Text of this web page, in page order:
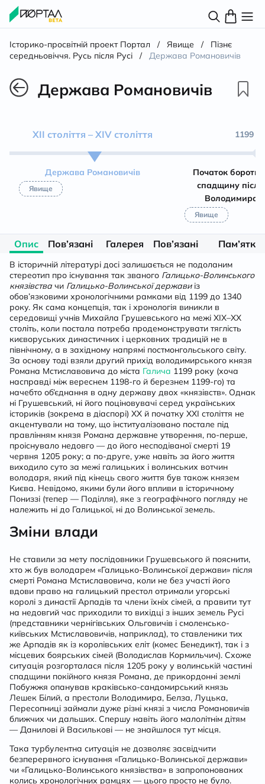
Історико-просвітній проект Портал / Явище /
Пізнє
середньовіччя. Русь після Русі
/ Держава Романовичів
Держава Романовичів
ХІІ століття – XIV століття
Держава Романовичів
Явище
1199 –
Початок
спадщину після
Володимира
Явище
Опис
Пов’язані
матеріали
Галерея
Пов’язані
особистості
Пам’ятки
та
споруди
В історичній літературі досі залишається не подоланим
стереотип про існування так званого Галицько-Волинського
князівства чи Галицько-Волинської державиіз
обов’язковими хронологічними рамками від 1199 до 1340
року. Як сама концепція, так і хронологія виникли в
середовищі учнів Михайла Грушевського на межі ХІХ–ХХ
століть, коли постала потреба продемонструвати тяглість
києворуських династичних і церковних традицій не в
північному, а в західному напрямі постмонгольського світу.
За основу тоді взяли другий прихід володимирського князя
Романа Мстиславовича до міста Галича 1199 року (хоча
насправді між вереснем 1198-го й березнем 1199-го) та
начебто об’єднання в одну державу двох «князівств». Однак
ні Грушевський, ні його поціновувачі серед українських
істориків (зокрема в діаспорі) ХХ й початку ХХІ століття не
акцентували на тому, що інституалізовано постале під
правлінням князя Романа державне утворення, по-перше,
проіснувало недовго — до його несподіваної смерті 19
червня 1205 року; а по-друге, уже навіть за його життя
виходило суто за межі галицьких і волинських вотчин
володаря, який під кінець свого життя був також князем
Києва. Невідомо, якими були його впливи в історичному
Пониззі (тепер — Поділля), яке з географічного погляду не
належить ні до Галицької, ні до Волинської земель.
Зміни влади
Не ставили за мету послідовники Грушевського й пояснити,
хто ж був володарем «Галицько-Волинської держави» після
смерті Романа Мстиславовича, коли не без участі його
вдови право на галицький престол отримали угорські
королі з династії Арпадів та члени їхніх сімей, а правити тут
на недовгий час приходили то вихідці з інших земель Русі
(представники чернігівських Ольговичів і смоленсько-
київських Мстиславовичів, наприклад), то ставленики тих
же Арпадів як із королівських еліт (комес Бенедикт), так і з
місцевих боярських сімей (Володислав Кормильчич). Схоже
ситуація розгорталася після 1205 року у волинській частині
спадщини покійного князя Романа, де прикордонні землі
Побужжя опанував краківсько-сандомирський князь
Лешек Білий, а престоли Володимира, Белза, Луцька,
Пересопниці займали дуже різні князі з числа Романовичів
ближчих чи дальших. Спершу навіть його малолітнім дітям
— Данилові й Василькові — не знайшлося тут місця.
Така турбулентна ситуація не дозволяє засвідчити
безперервного існування «Галицько-Волинської держави»
чи «Галицько-Волинського князівства» в запропонованих
колись хронологічних рамцях — цього просто не було.